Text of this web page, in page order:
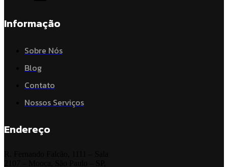
Informação
Sobre Nós
Blog
Contato
Nossos Serviços
Endereço